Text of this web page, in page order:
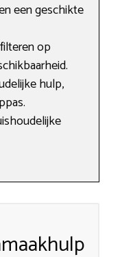
een geschikte
op
hulp,